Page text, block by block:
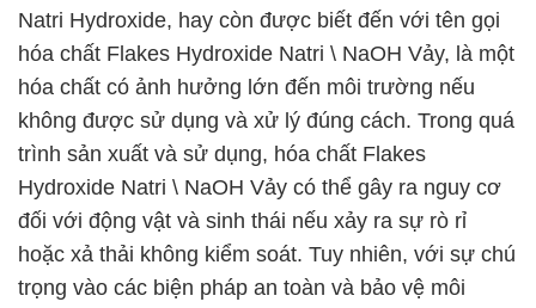
Natri Hydroxide, hay còn được biết đến với tên gọi
hóa chất Flakes Hydroxide Natri \ NaOH Vảy, là một
hóa chất có ảnh hưởng lớn đến môi trường nếu
không được sử dụng và xử lý đúng cách. Trong quá
trình sản xuất và sử dụng, hóa chất Flakes
Hydroxide Natri \ NaOH Vảy có thể gây ra nguy cơ
đối với động vật và sinh thái nếu xảy ra sự rò rỉ
hoặc xả thải không kiểm soát. Tuy nhiên, với sự chú
trọng vào các biện pháp an toàn và bảo vệ môi